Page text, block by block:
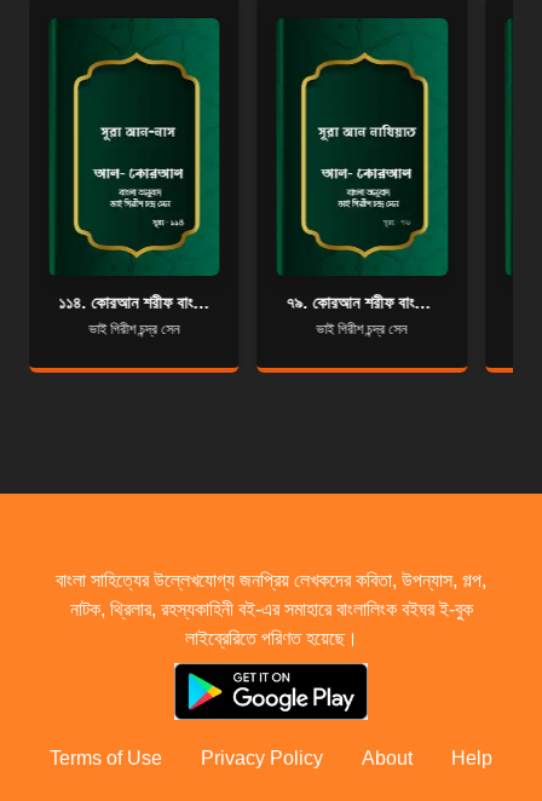
১১৪. কোরআন শরীফ বাংলা অনুবাদ - সূরা নাস
ভাই গিরীশ চন্দ্র সেন
৭৯. কোরআন শরীফ বাংলা অনুবাদ - সূরা আন-নাযিয়াত
ভাই গিরীশ চন্দ্র সেন
বাংলা সাহিত্যের উল্লেখযোগ্য জনপ্রিয় লেখকদের কবিতা, উপন্যাস, গল্প,
নাটক, থ্রিলার, রহস্যকাহিনী বই-এর সমাহারে বাংলালিংক বইঘর ই-বুক
লাইব্রেরিতে পরিণত হয়েছে।
Terms of Use Privacy Policy About Help